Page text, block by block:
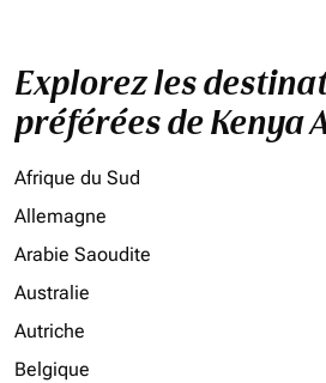
Explorez les
préférées de Kenya
Afrique du Sud
Allemagne
Arabie Saoudite
Australie
Autriche
Belgique